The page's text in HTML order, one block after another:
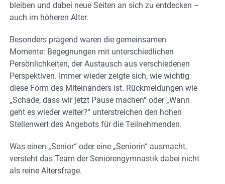
bleiben und dabei neue Seiten an sich zu entdecken –
auch im höheren Alter.
Besonders prägend waren die gemeinsamen
Momente: Begegnungen mit unterschiedlichen
Persönlichkeiten, der Austausch aus verschiedenen
Perspektiven. Immer wieder zeigte sich, wie wichtig
diese Form des Miteinanders ist. Rückmeldungen wie
„Schade, dass wir jetzt Pause machen“ oder „Wann
geht es wieder weiter?“ unterstreichen den hohen
Stellenwert des Angebots für die Teilnehmenden.
Was einen „Senior“ oder eine „Seniorin“ ausmacht,
versteht das Team der Seniorengymnastik dabei nicht
als reine Altersfrage.